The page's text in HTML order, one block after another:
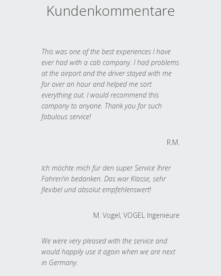
Kundenkommentare
This was one of the best experiences I have
ever had with a cab company. I had problems
at the airport and the driver stayed with me
for over an hour and helped me sort
everything out. I would recommend this
company to anyone. Thank you for such
fabulous service!
R.M.
Ich möchte mich für den super Service Ihrer
Fahrer/in bedanken. Das war Klasse, sehr
flexibel und absolut empfehlenswert!
M. Vogel, VOGEL Ingenieure
We were very pleased with the service and
would happily use it again when we are next
in Germany.